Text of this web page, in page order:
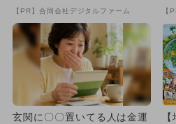
【PR】合同会社デジタルファーム 【
玄関に〇〇置いてる人は金運